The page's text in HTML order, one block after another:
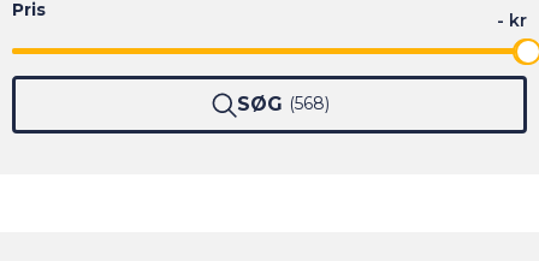
SØG 568